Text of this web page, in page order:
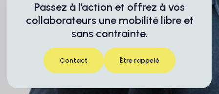
Passez à l’action et offrez à vos
collaborateurs une mobilité libre et
sans contrainte.
Contact Être rappelé